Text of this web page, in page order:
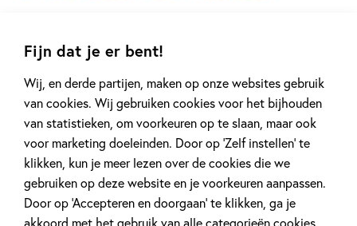
Fijn dat je er bent!
Wij, en derde partijen, maken op onze websites gebruik
van cookies. Wij gebruiken cookies voor het bijhouden
van statistieken, om voorkeuren op te slaan, maar ook
voor marketing doeleinden. Door op ‘Zelf instellen’ te
klikken, kun je meer lezen over de cookies die we
gebruiken op deze website en je voorkeuren aanpassen.
Door op ‘Accepteren en doorgaan’ te klikken, ga je
akkoord met het gebruik van alle categorieën cookies
20 APRIL 2026
Oplossing ‘De schaduwroof’
puzzel!
Achtergrond
27 FEBRUARI 2026
Ons
regent ganzen’